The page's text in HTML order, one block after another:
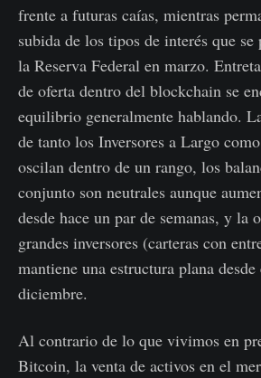
frente a futuras caías, mientras
subida de los tipos de interés que se
la Reserva Federal en marzo.
de oferta dentro del blockchain se
equilibrio generalmente hablando.
de tanto los Inversores a Largo
oscilan dentro de un rango, los
conjunto son neutrales aunque
desde hace un par de semanas, y la
grandes inversores (carteras con
mantiene una estructura plana
diciembre.
Al contrario de lo que vivimos en
Bitcoin, la venta de activos en el